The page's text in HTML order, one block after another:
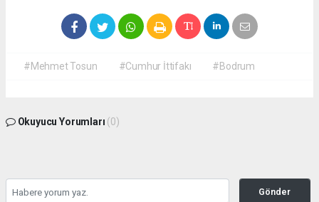
#Mehmet Tosun #Cumhur İttifakı #Bodrum
Okuyucu Yorumları (0)
Gönder